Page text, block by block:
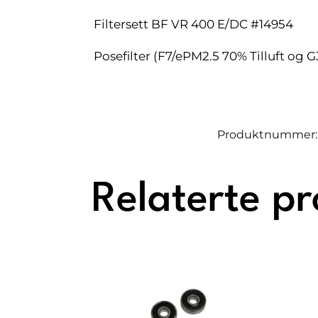
Filtersett BF VR 400 E/DC #14954
Posefilter (F7/ePM2.5 70% Tilluft og
Relaterte